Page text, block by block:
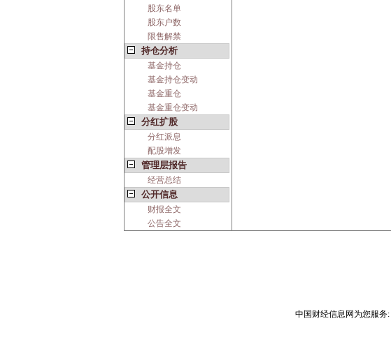
股东名单
股东户数
限售解禁
持仓分析
基金持仓
基金持仓变动
基金重仓
基金重仓变动
分红扩股
分红派息
配股增发
管理层报告
经营总结
公开信息
财报全文
公告全文
中国财经信息网为您服务: